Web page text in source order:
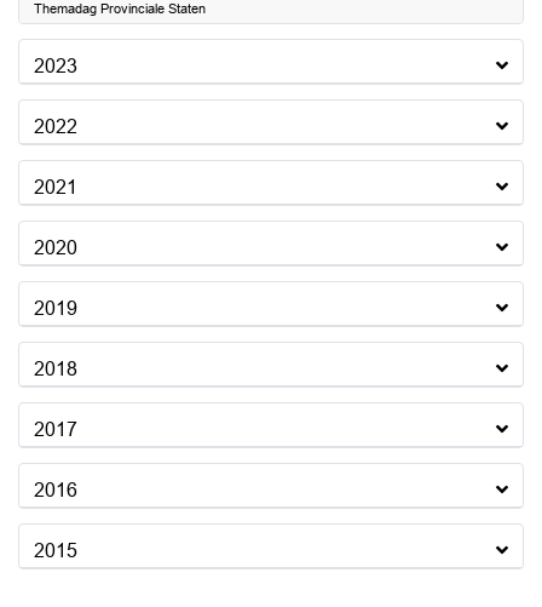
Themadag Provinciale Staten
2023
2022
2021
2020
2019
2018
2017
2016
2015